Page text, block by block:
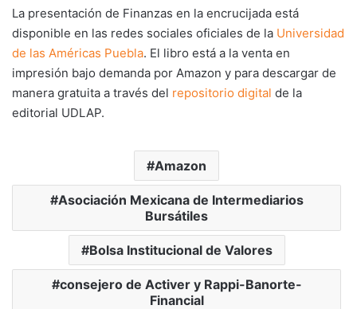
La presentación de Finanzas en la encrucijada está
disponible en las redes sociales oficiales de la Universidad
de las Américas Puebla. El libro está a la venta en
impresión bajo demanda por Amazon y para descargar de
manera gratuita a través del repositorio digital de la
editorial UDLAP.
Amazon
Asociación Mexicana de Intermediarios
Bursátiles
Bolsa Institucional de Valores
consejero de Activer y Rappi-Banorte-
Financial